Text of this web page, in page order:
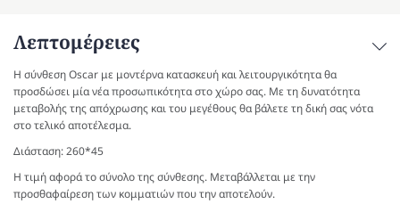
Λεπτομέρειες
Η σύνθεση Oscar με μοντέρνα κατασκευή και λειτουργικότητα θα
προσδώσει μία νέα προσωπικότητα στο χώρο σας. Με τη δυνατότητα
μεταβολής της απόχρωσης και του μεγέθους θα βάλετε τη δική σας νότα
στο τελικό αποτέλεσμα.
Διάσταση: 260*45
Η τιμή αφορά το σύνολο της σύνθεσης. Μεταβάλλεται με την
προσθαφαίρεση των κομματιών που την αποτελούν.